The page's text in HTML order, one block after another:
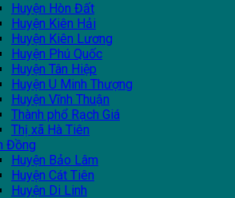
Huyện Hòn Đất
Huyện Kiên Hải
Huyện Kiên Lương
Huyện Phú Quốc
Huyện Tân Hiệp
Huyện U Minh Thượng
Huyện Vĩnh Thuận
Thành phổ Rạch Giá
Thị xã Hà Tiên
Đồng
Huyện Bảo Lâm
Huyện Cát Tiên
Huyện Di Linh